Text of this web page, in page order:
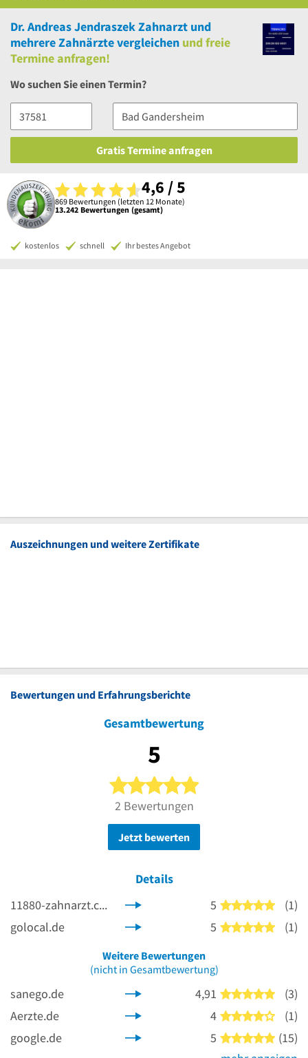
Dr. Andreas Jendraszek Zahnarzt und
mehrereZahnärzte vergleichen undfreie
Termine anfragen!
Wo suchen Sie einen Termin?
Gratis Termine anfragen
4,6 / 5
869 Bewertungen (letzten 12 Monate)
13.242 Bewertungen (gesamt)
kostenlos schnell Ihr bestes Angebot
Auszeichnungen und weitere Zertifikate
Bewertungen und Erfahrungsberichte
Gesamtbewertung
5
5 von 5 Sternen
2 Bewertungen
Jetzt bewerten
Details
11880-zahnarzt.com
5 5 von
(1)
golocal.de
5 5 von
(1)
Weitere Bewertungen
(nicht in Gesamtbewertung)
sanego.de 4,91 5 von
(3)
Aerzte.de
4 4 von
(1)
google.de
5 5 von
(15)